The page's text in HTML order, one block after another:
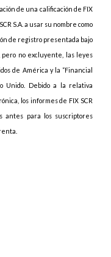
de una calificación de FIX
S.A. a usar su nombre como
de registro presentada bajo
no excluyente, las leyes
de América y la “Financial
Unido. Debido a la relativa
los informes de FIX SCR
antes para los suscriptores